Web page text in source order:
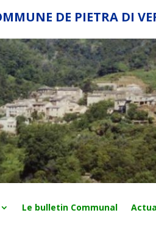
DE PIETRA DI
Le bulletin Communal